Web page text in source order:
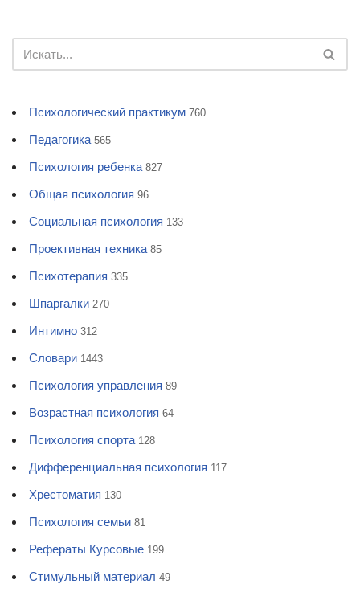
Психологический практикум 760
Педагогика 565
Психология ребенка 827
Общая психология 96
Социальная психология 133
Проективная техника 85
Психотерапия 335
Шпаргалки 270
Интимно 312
Словари 1443
Психология управления 89
Возрастная психология 64
Психология спорта 128
Дифференциальная психология 117
Хрестоматия 130
Психология семьи 81
Рефераты Курсовые 199
Стимульный материал 49